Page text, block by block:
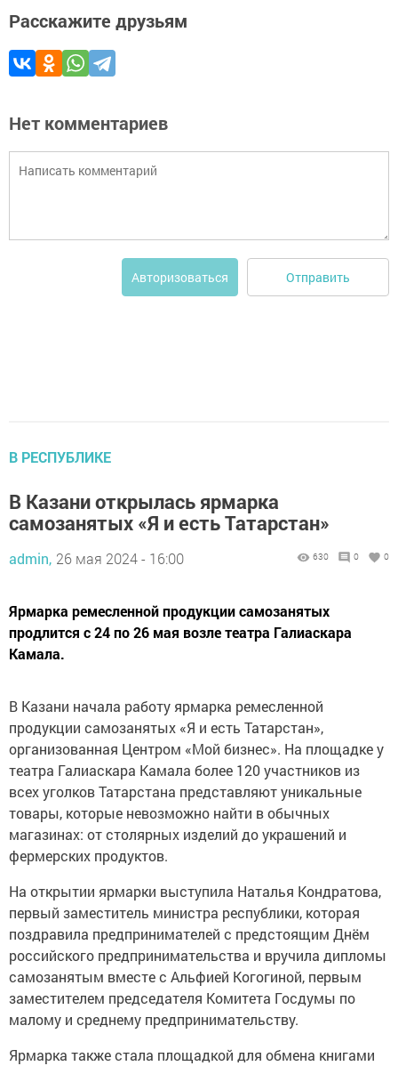
Расскажите друзьям
Нет комментариев
Авторизоваться Отправить
В РЕСПУБЛИКЕ
В Казани открылась ярмарка
самозанятых «Я и есть Татарстан»
admin, 26 мая 2024 - 16:00 630 0 0
Ярмарка ремесленной продукции самозанятых
продлится с 24 по 26 мая возле театра Галиаскара
Камала.
В Казани начала работу ярмарка ремесленной
продукции самозанятых «Я и есть Татарстан»,
организованная Центром «Мой бизнес». На площадке у
театра Галиаскара Камала более 120 участников из
всех уголков Татарстана представляют уникальные
товары, которые невозможно найти в обычных
магазинах: от столярных изделий до украшений и
фермерских продуктов.
На открытии ярмарки выступила Наталья Кондратова,
первый заместитель министра республики, которая
поздравила предпринимателей с предстоящим Днём
российского предпринимательства и вручила дипломы
самозанятым вместе с Альфией Когогиной, первым
заместителем председателя Комитета Госдумы по
малому и среднему предпринимательству.
Ярмарка также стала площадкой для обмена книгами